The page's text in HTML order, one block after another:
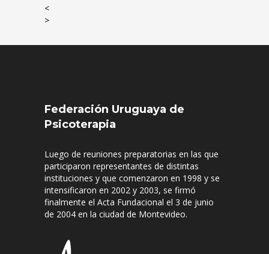
<
>
Federación Uruguaya de
Psicoterapia
Luego de reuniones preparatorias en las que
participaron representantes de distintas
instituciones y que comenzaron en 1998 y se
intensificaron en 2002 y 2003, se firmó
finalmente el Acta Fundacional el 3 de junio
de 2004 en la ciudad de Montevideo.